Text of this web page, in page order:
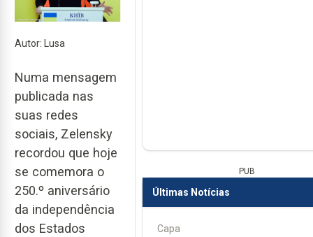
Autor: Lusa
Numa mensagem
publicada nas
suas redes
sociais, Zelensky
recordou que hoje
se comemora o
250.º aniversário
da independência
dos Estados
PUB
Últimas Notícias
Capa